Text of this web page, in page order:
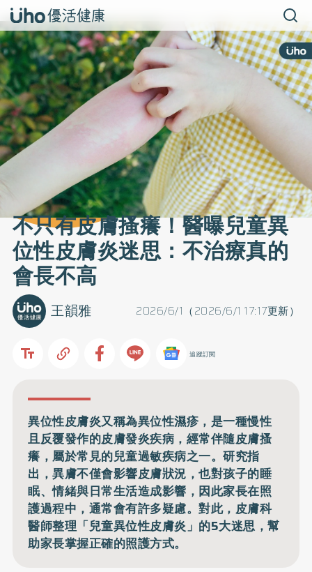
不只有皮膚搔癢！醫曝兒童異
位性皮膚炎迷思：不治療真的
會長不高
2026/6/1（2026/6/1 17:17更新）
王韻雅
追蹤訂閱
異位性皮膚炎又稱為異位性濕疹，是一種慢性
且反覆發作的皮膚發炎疾病，經常伴隨皮膚搔
癢，屬於常見的兒童過敏疾病之一。研究指
出，異膚不僅會影響皮膚狀況，也對孩子的睡
眠、情緒與日常生活造成影響，因此家長在照
護過程中，通常會有許多疑慮。對此，皮膚科
醫師整理「兒童異位性皮膚炎」的5大迷思，幫
助家長掌握正確的照護方式。